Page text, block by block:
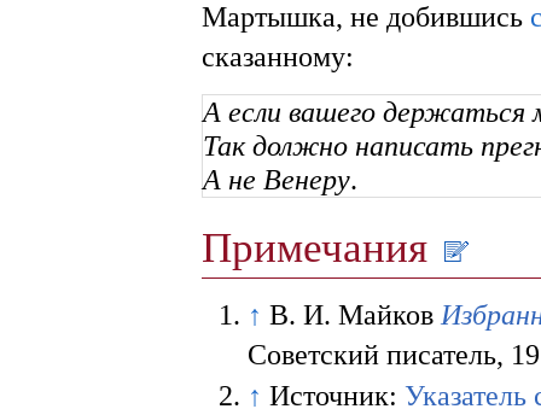
Мартышка, не добившись
сказанному:
А если вашего держаться
Так должно написать
А не Венеру.
Примечания
↑ В. И. Майков
Советский писатель,
↑ Источник: